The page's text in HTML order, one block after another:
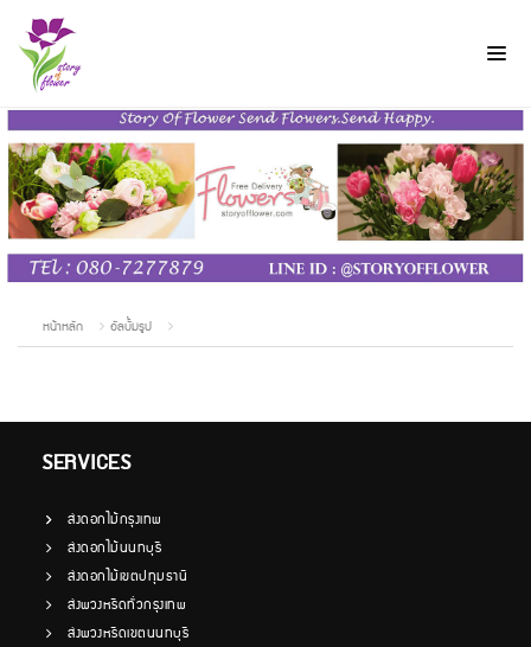
หน้าหลัก อัลบั้มรูป
SERVICES
ส่งดอกไม้กรุงเทพ
ส่งดอกไม้นนทบุรี
ส่งดอกไม้เขตปทุมธานี
ส่งพวงหรีดทั่วกรุงเทพ
ส่งพวงหรีดเขตนนทบุรี